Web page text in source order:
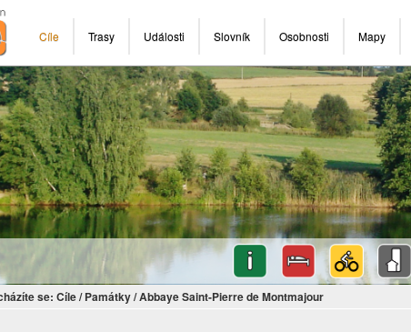
Cíle Trasy Události Slovník Osobnosti Mapy
se: Cíle/ Památky/Abbaye Saint-Pierre de Montmajour